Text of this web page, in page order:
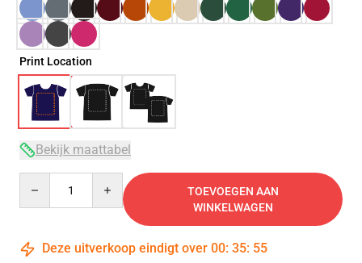
Print Location
Bekijk maattabel
TOEVOEGEN AAN
WINKELWAGEN
Deze uitverkoop eindigt over 00: 35: 54